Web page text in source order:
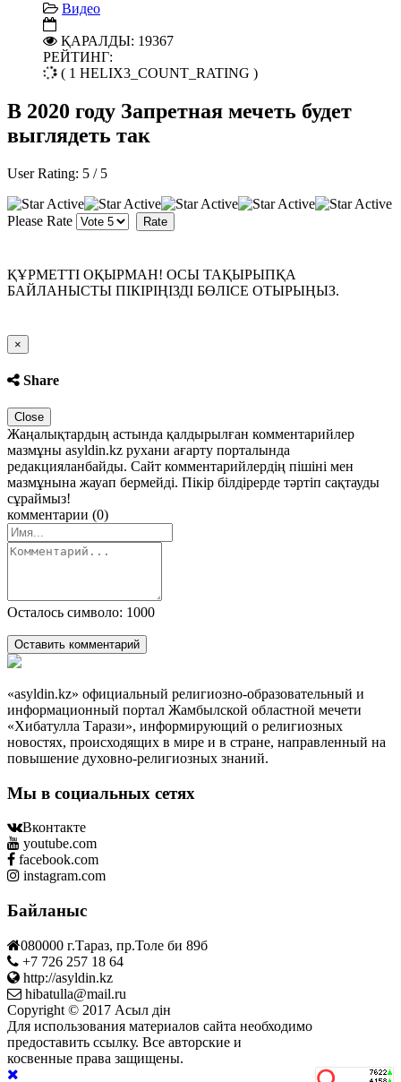
Видео
ҚАРАЛДЫ: 19367
РЕЙТИНГ:
( 1 HELIX3_COUNT_RATING )
В 2020 году Запретная мечеть будет
выглядеть так
User Rating: 5 / 5
Please Rate
ҚҰРМЕТТІ ОҚЫРМАН! ОСЫ ТАҚЫРЫПҚА
БАЙЛАНЫСТЫ ПІКІРІҢІЗДІ БӨЛІСЕ ОТЫРЫҢЫЗ.
×
Share
Close
Жаңалықтардың астында қалдырылған комментарийлер
мазмұны asyldin.kz рухани ағарту порталында
редакцияланбайды. Сайт комментарийлердің пішіні мен
мазмұнына жауап бермейді. Пікір білдірерде тәртіп сақтауды
сұраймыз!
комментарии (0)
Осталось символо: 1000
Оставить комментарий
«asyldin.kz» официальный религиозно-образовательный и
информационный портал Жамбылской областной мечети
«Хибатулла Тарази», информирующий о религиозных
новостях, происходящих в мире и в стране, направленный на
повышение духовно-религиозных знаний.
Мы в социальных сетях
Вконтакте
youtube.com
facebook.com
instagram.com
Байланыс
080000 г.Тараз, пр.Толе би 89б
+7 726 257 18 64
http://asyldin.kz
hibatulla@mail.ru
Copyright © 2017 Асыл дін
Для использования материалов сайта необходимо
предоставить ссылку. Все авторские и
косвенные права защищены.